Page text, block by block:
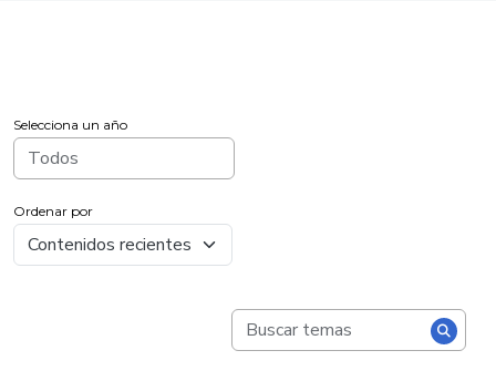
Selecciona un año
Ordenar por